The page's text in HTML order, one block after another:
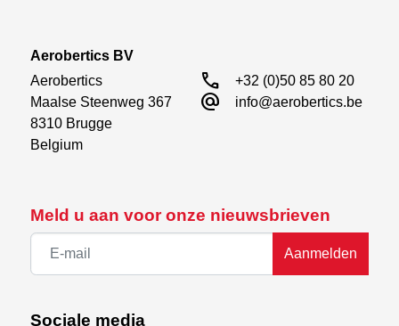
Meld u aan voor onze nieuwsbrieven
Aanmelden
Sociale media
Aerobertics BV
Aerobertics
Maalse Steenweg 367
8310 Brugge
Belgium
call +32 (0)50 85 80 20
alternate_email info@aerobertics.be